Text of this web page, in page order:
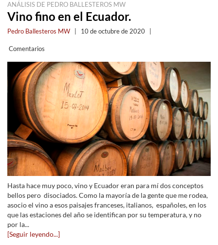
ANÁLISIS DE PEDRO BALLESTEROS MW
Vino fino en el Ecuador.
Pedro Ballesteros MW 10 de octubre de 2020
Comentarios
Hasta hace muy poco, vino y Ecuador eran para mí dos conceptos
bellos pero disociados. Como la mayoría de la gente que me rodea,
asocio el vino a esos paisajes franceses, italianos, españoles, en los
que las estaciones del año se identifican por su temperatura, y no
por la...
[Seguir leyendo...]